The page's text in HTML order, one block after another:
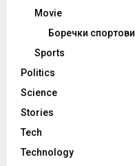
Movie
Боречки спортови
Sports
Politics
Science
Stories
Tech
Technology